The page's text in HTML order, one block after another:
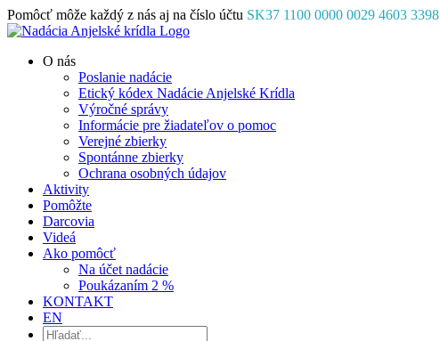
Skip
to
Pomôcť môže každý z nás aj na číslo účtu SK37 1100 0000 0029 4603 3398
Facebook
Instagram
YouTube
O nás
Poslanie nadácie
Etický kódex Nadácie Anjelské Krídla
Výročné správy
Informácie pre žiadateľov o pomoc
Verejné zbierky
Spontánne zbierky
Ochrana osobných údajov
Aktivity
Pomôžte
Darcovia
Videá
Ako pomôcť
Na účet nadácie
Poukázaním 2 %
KONTAKT
EN
Hľadať: